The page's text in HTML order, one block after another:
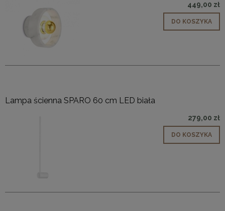
449,00 zł
DO KOSZYKA
Lampa ścienna SPARO 60 cm LED biała
279,00 zł
DO KOSZYKA